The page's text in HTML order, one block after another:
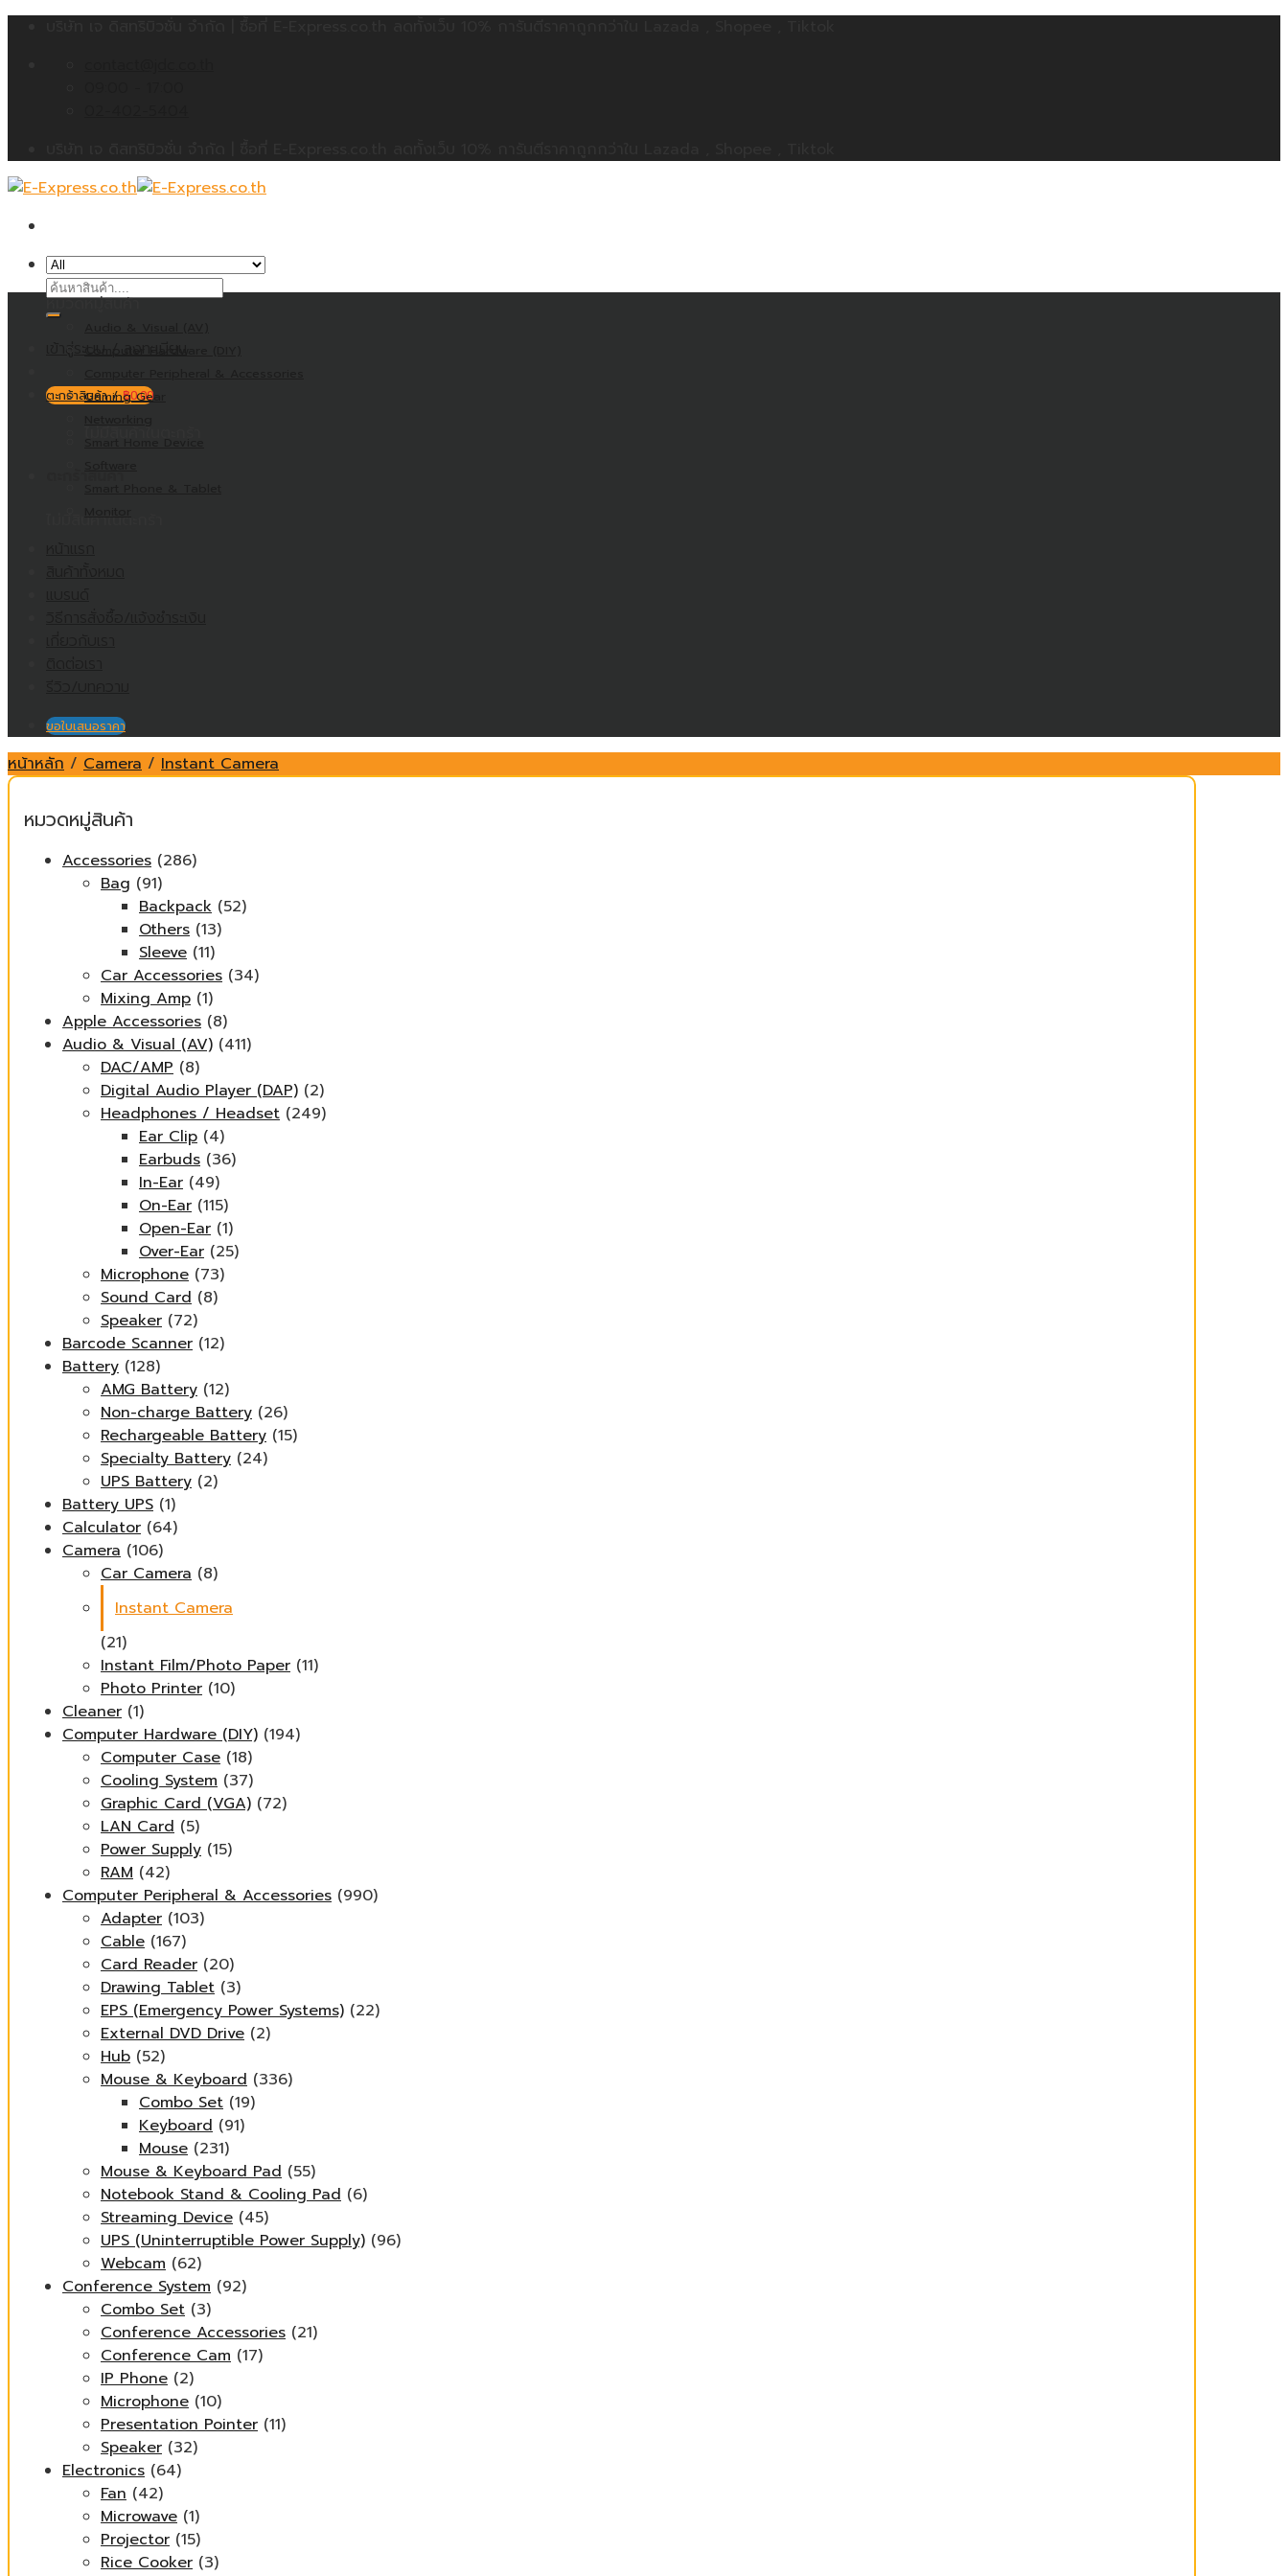
ค้นหา:
ตะกร้าสินค้า /฿0.00
หมวดหมู่สินค้า
Gaming Gear
Smart Home Device
ขอใบเสนอราคา
หน้าหลัก / Camera / Instant Camera
หมวดหมู่สินค้า
Accessories (286)
Bag (91)
Backpack (52)
Others (13)
Sleeve (11)
Car Accessories (34)
Mixing Amp (1)
Apple Accessories (8)
Audio & Visual (AV) (411)
DAC/AMP (8)
Digital Audio Player (DAP) (2)
Headphones / Headset (249)
Ear Clip (4)
Earbuds (36)
In-Ear (49)
On-Ear (115)
Open-Ear (1)
Over-Ear (25)
Microphone (73)
Sound Card (8)
Speaker (72)
Barcode Scanner (12)
Battery (128)
AMG Battery (12)
Non-charge Battery (26)
Rechargeable Battery (15)
Specialty Battery (24)
UPS Battery (2)
Battery UPS (1)
Calculator (64)
Camera (106)
Car Camera (8)
Instant Camera
(21)
Instant Film/Photo Paper (11)
Photo Printer (10)
Cleaner (1)
Computer Hardware (DIY) (194)
Computer Case (18)
Cooling System (37)
Graphic Card (VGA) (72)
LAN Card (5)
Power Supply (15)
RAM (42)
Computer Peripheral & Accessories (990)
Adapter (103)
Cable (167)
Card Reader (20)
Drawing Tablet (3)
EPS (Emergency Power Systems) (22)
External DVD Drive (2)
Hub (52)
Mouse & Keyboard (336)
Combo Set (19)
Keyboard (91)
Mouse (231)
Mouse & Keyboard Pad (55)
Notebook Stand & Cooling Pad (6)
Streaming Device (45)
UPS (Uninterruptible Power Supply) (96)
Webcam (62)
Conference System (92)
Combo Set (3)
Conference Accessories (21)
Conference Cam (17)
IP Phone (2)
Microphone (10)
Presentation Pointer (11)
Speaker (32)
Electronics (64)
Fan (42)
Microwave (1)
Projector (15)
Rice Cooker (3)